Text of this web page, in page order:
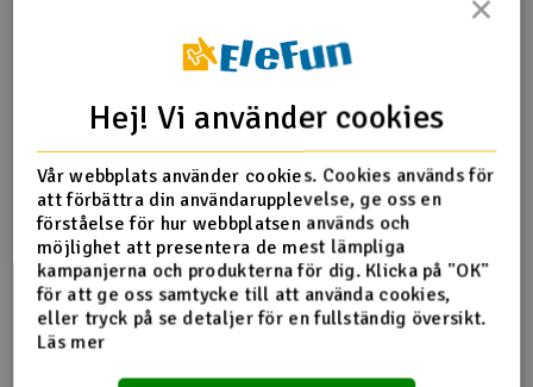
Radioutrustning
Raketer
Scooter & elfordon
Smarthem, lek och hobby
Solenergi
Produktinformation
Hyperion reservadapter HP-Saver SF
Hej! Vi använder cookies
Vår webbplats använder cookies. Cookies används för
att förbättra din användarupplevelse, ge oss en
förståelse för hur webbplatsen används och
möjlighet att presentera de mest lämpliga
kampanjerna och produkterna för dig. Klicka på "OK"
för att ge oss samtycke till att använda cookies,
eller tryck på se detaljer för en fullständig översikt.
Läs mer